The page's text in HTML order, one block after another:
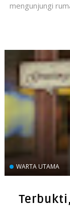
mengunjungi
WARTA UTAMA